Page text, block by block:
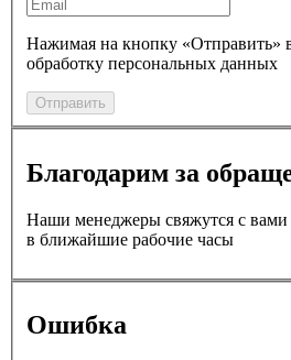
Нажимая на кнопку «Отправить»
обработку персональных данных
Отправить
Благодарим за
Наши менеджеры свяжутся с вами
в ближайшие рабочие часы
Ошибка